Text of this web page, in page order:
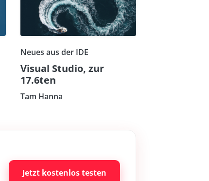
Neues aus der IDE
Visual Studio, zur
17.6ten
Tam Hanna
Jetzt kostenlos testen